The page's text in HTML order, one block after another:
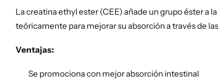
La creatina ethyl ester (CEE) añade un grupo éster a
teóricamente para mejorar su absorción a través de
Ventajas:
Se promociona con mejor absorción intestinal